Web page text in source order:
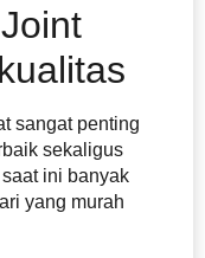
sangat penting
sekaligus
ini banyak
yang murah